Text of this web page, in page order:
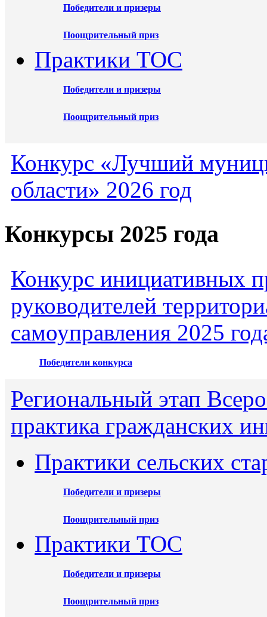
Победители и призеры
Поощрительный приз
Практики ТОС
Победители и призеры
Поощрительный приз
Конкурс «Лучший
области» 2026 год
Конкурсы 2025 года
Конкурс инициативных
руководителей
самоуправления 2025
Победители конкурса
Региональный этап
практика гражданских
Практики сельских
Победители и призеры
Поощрительный приз
Практики ТОС
Победители и призеры
Поощрительный приз